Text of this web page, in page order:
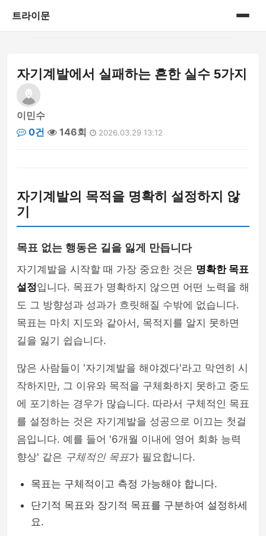
트라이문
게시판
자기계발에서 실패하는 흔한 실수 5가지
이민수
0건
146회 2026.03.29 13:12
자기계발의 목적을 명확히 설정하지 않
기
목표 없는 행동은 길을 잃게 만듭니다
자기계발을 시작할 때 가장 중요한 것은 명확한 목표
설정입니다. 목표가 명확하지 않으면 어떤 노력을 해
도 그 방향성과 성과가 흐릿해질 수밖에 없습니다.
목표는 마치 지도와 같아서, 목적지를 알지 못하면
길을 잃기 쉽습니다.
많은 사람들이 '자기계발을 해야겠다'라고 막연히 시
작하지만, 그 이유와 목적을 구체화하지 못하고 중도
에 포기하는 경우가 많습니다. 따라서 구체적인 목표
를 설정하는 것은 자기계발을 성공으로 이끄는 첫걸
음입니다. 예를 들어 '6개월 이내에 영어 회화 능력
향상' 같은 구체적인 목표가 필요합니다.
목표는 구체적이고 측정 가능해야 합니다.
단기적 목표와 장기적 목표를 구분하여 설정하세
요.